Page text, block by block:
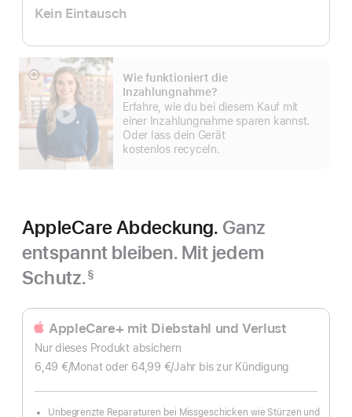
Kein Eintausch
Wie funktioniert die
Inzahlungnahme?
Erfahre, wie du bei diesem Kauf mit
einer Inzahlungnahme sparen kannst.
Oder lass dein Gerät
kostenlos recyceln.
Mehr
anzeigen
AppleCare Abdeckung. Ganz
entspannt bleiben. Mit jedem
Schutz.§
AppleCare+ mit Diebstahl und Verlust
Nur dieses Produkt absichern
6,49 €/Monatpro
oder 64,99 €/Jahr Pro
bis zur Kündigung
Unbegrenzte Reparaturen bei Missgeschicken wie Stürzen und